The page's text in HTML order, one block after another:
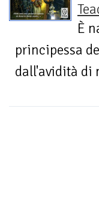
È
principessa
dall'avidità di